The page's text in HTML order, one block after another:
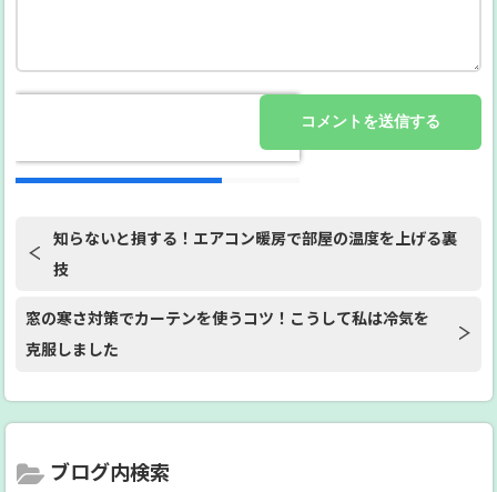
知らないと損する！エアコン暖房で部屋の温度を上げる裏
技
窓の寒さ対策でカーテンを使うコツ！こうして私は冷気を
克服しました
ブログ内検索